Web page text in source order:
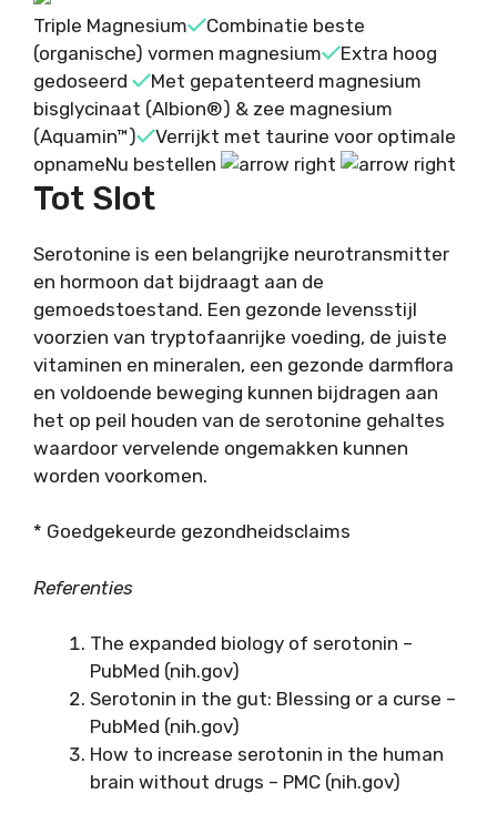
Triple Magnesium
Combinatie beste
(organische) vormen magnesium
Extra hoog
gedoseerd
Met gepatenteerd magnesium
bisglycinaat (Albion®) & zee magnesium
(Aquamin™)
Verrijkt met taurine voor optimale
opnameNu bestellen
Tot Slot
Serotonine is een belangrijke neurotransmitter
en hormoon dat bijdraagt aan de
gemoedstoestand. Een gezonde levensstijl
voorzien van tryptofaanrijke voeding, de juiste
vitaminen en mineralen, een gezonde darmflora
en voldoende beweging kunnen bijdragen aan
het op peil houden van de serotonine gehaltes
waardoor vervelende ongemakken kunnen
worden voorkomen.
* Goedgekeurde gezondheidsclaims
Referenties
The expanded biology of serotonin –
PubMed (nih.gov)
Serotonin in the gut: Blessing or a curse –
PubMed (nih.gov)
How to increase serotonin in the human
brain without drugs – PMC (nih.gov)